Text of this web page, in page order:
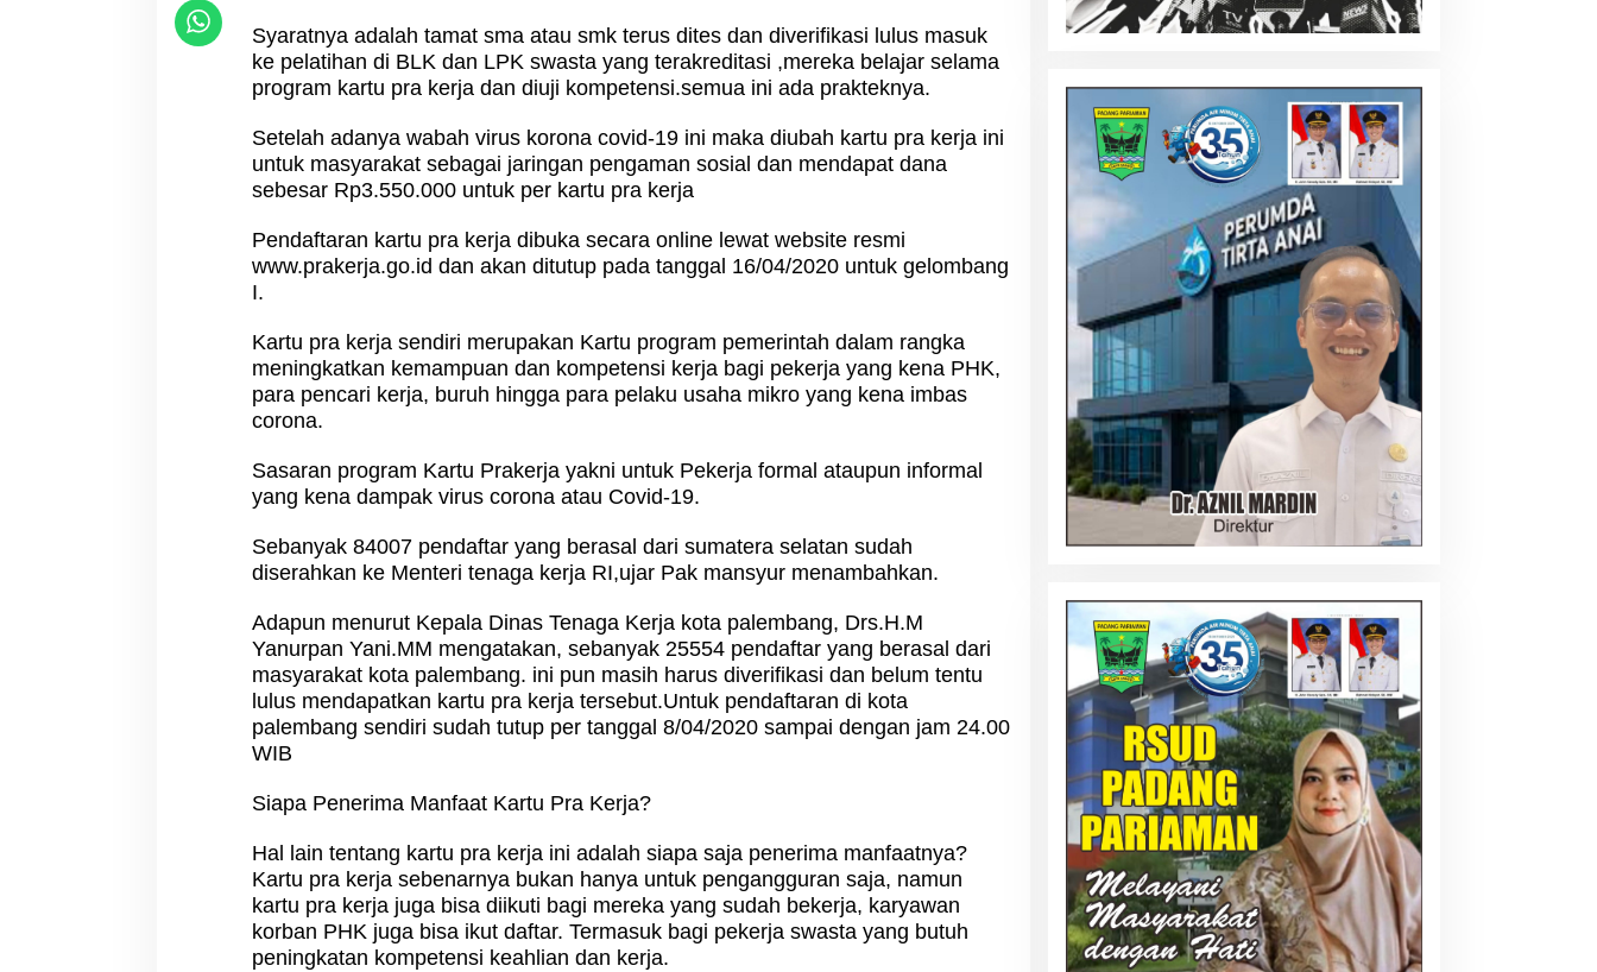
Syaratnya adalah tamat sma atau smk terus dites dan diverifikasi lulus masuk
ke pelatihan di BLK dan LPK swasta yang terakreditasi ,mereka belajar selama
program kartu pra kerja dan diuji kompetensi.semua ini ada prakteknya.
Setelah adanya wabah virus korona covid-19 ini maka diubah kartu pra kerja ini
untuk masyarakat sebagai jaringan pengaman sosial dan mendapat dana
sebesar Rp3.550.000 untuk per kartu pra kerja
Pendaftaran kartu pra kerja dibuka secara online lewat website resmi
www.prakerja.go.id dan akan ditutup pada tanggal 16/04/2020 untuk gelombang
I.
Kartu pra kerja sendiri merupakan Kartu program pemerintah dalam rangka
meningkatkan kemampuan dan kompetensi kerja bagi pekerja yang kena PHK,
para pencari kerja, buruh hingga para pelaku usaha mikro yang kena imbas
corona.
Sasaran program Kartu Prakerja yakni untuk Pekerja formal ataupun informal
yang kena dampak virus corona atau Covid-19.
Sebanyak 84007 pendaftar yang berasal dari sumatera selatan sudah
diserahkan ke Menteri tenaga kerja RI,ujar Pak mansyur menambahkan.
Adapun menurut Kepala Dinas Tenaga Kerja kota palembang, Drs.H.M
Yanurpan Yani.MM mengatakan, sebanyak 25554 pendaftar yang berasal dari
masyarakat kota palembang. ini pun masih harus diverifikasi dan belum tentu
lulus mendapatkan kartu pra kerja tersebut.Untuk pendaftaran di kota
palembang sendiri sudah tutup per tanggal 8/04/2020 sampai dengan jam 24.00
WIB
Siapa Penerima Manfaat Kartu Pra Kerja?
Hal lain tentang kartu pra kerja ini adalah siapa saja penerima manfaatnya?
Kartu pra kerja sebenarnya bukan hanya untuk pengangguran saja, namun
kartu pra kerja juga bisa diikuti bagi mereka yang sudah bekerja, karyawan
korban PHK juga bisa ikut daftar. Termasuk bagi pekerja swasta yang butuh
peningkatan kompetensi keahlian dan kerja.